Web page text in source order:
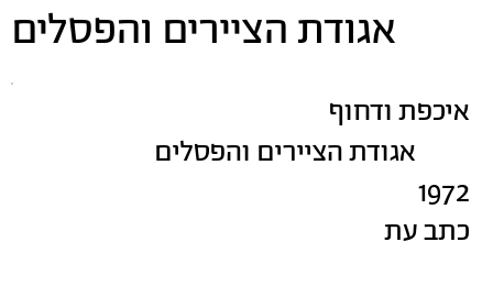
כתב עת
איכפת ודחוף
אגודת הציירים והפסלים
1972
אגודת הציירים והפסלים